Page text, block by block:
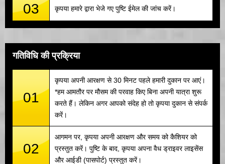
03 कृपया हमारे द्वारा भेजे गए पुष्टि ईमेल की जांच करें।
गतिविधि की प्रक्रिया
01
कृपया अपनी आरक्षण से 30 मिनट पहले हमारी दुकान पर आएं।
*हम आमतौर पर मौसम की परवाह किए बिना अपनी यात्रा शुरू
करते हैं। लेकिन अगर आपको संदेह हो तो कृपया दुकान से संपर्क
करें।
02
आगमन पर, कृपया अपनी आरक्षण और समय को कैशियर को
प्रस्तुत करें। पुष्टि के बाद, कृपया अपना वैध ड्राइवर लाइसेंस
और आईडी (पासपोर्ट) प्रस्तुत करें।